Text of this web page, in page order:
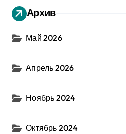
Архив
Май 2026
Апрель 2026
Ноябрь 2024
Октябрь 2024